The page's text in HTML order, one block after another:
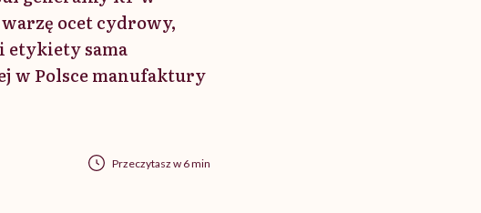
ocet cydrowy,
etykiety sama
w Polsce manufaktury
Przeczytasz w 6 min